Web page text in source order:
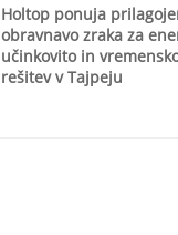
Holtop ponuja
obravnavo zraka za
učinkovito in
rešitev v Tajpeju